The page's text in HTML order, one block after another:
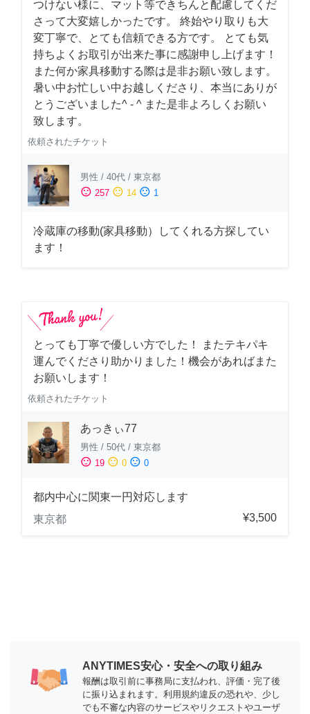
つけない様に、マット等できちんと配慮してくだ
さって大変嬉しかったです。 終始やり取りも大
変丁寧で、とても信頼できる方です。 とても気
持ちよくお取引が出来た事に感謝申し上げます！
また何か家具移動する際は是非お願い致します。
暑い中お忙しい中お越しくださり、本当にありが
とうございました^ - ^ また是非よろしくお願い
致します。
依頼されたチケット
男性 / 40代 / 東京都
sentiment_satisfied 257 sentiment_neutral 14 sentiment_dissatisfied 1
冷蔵庫の移動(家具移動）してくれる方探してい
ます！
とっても丁寧で優しい方でした！ またテキパキ
運んでくださり助かりました！機会があればまた
お願いします！
依頼されたチケット
あっきぃ77
男性 / 50代 / 東京都
sentiment_satisfied 19 sentiment_neutral 0 sentiment_dissatisfied 0
都内中心に関東一円対応します
東京都
¥3,500
ANYTIMES安心・安全への取り組み
報酬は取引前に事務局に支払われ、評価・完了後
に振り込まれます。利用規約違反の恐れや、少し
でも不審な内容のサービスやリクエストやユーザ